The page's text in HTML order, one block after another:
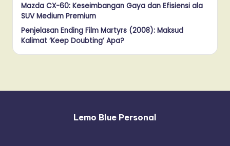
Mazda CX-60: Keseimbangan Gaya dan Efisiensi ala
SUV Medium Premium
Penjelasan Ending Film Martyrs (2008): Maksud
Kalimat ‘Keep Doubting’ Apa?
Lemo Blue Personal